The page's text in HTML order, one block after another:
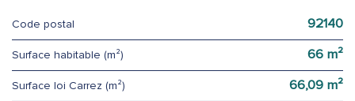
Code postal 92140
Surface habitable (m²) 66 m²
Surface loi Carrez (m²) 66,09 m²